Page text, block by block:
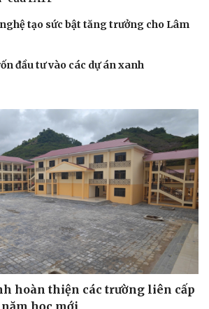
tạo sức bật tăng trưởng cho Lâm
đầu tư vào các dự án xanh
hoàn thiện các trường liên cấp
học mới